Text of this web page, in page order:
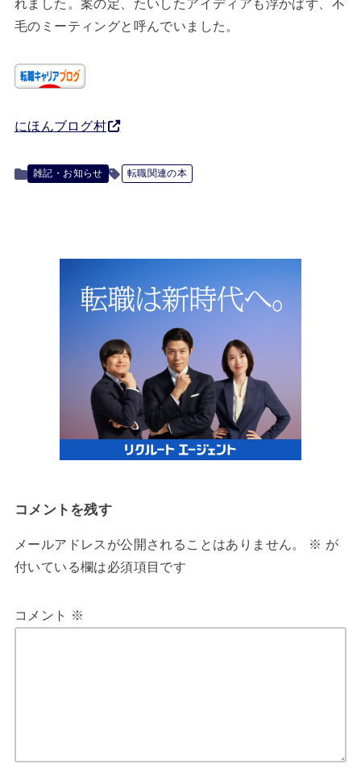
れました。案の定、たいしたアイディアも浮かばず、不
毛のミーティングと呼んでいました。
にほんブログ村
雑記・お知らせ 転職関連の本
コメントを残す
メールアドレスが公開されることはありません。 ※ が
付いている欄は必須項目です
コメント ※